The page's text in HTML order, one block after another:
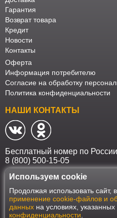
Гарантия
Возврат товара
Кредит
Новости
Контакты
Оферта
Информация потребителю
Согласие на обработку
Политика конфиденциальности
НАШИ КОНТАКТЫ
Бесплатный номер по
8 (800) 500-15-05
Наш интернет-магазин работает
Федерального закона от 27 июля
данных". Оформить заказ на сайте
наличии согласия на обработку
улучшения работы сайта и его
Используем cookie
Продолжая использовать сайт,
применение cookie-файлов и
данных на условиях, указанных
конфиденциальности